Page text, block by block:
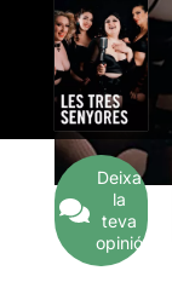
Deixa
la
teva
opinió